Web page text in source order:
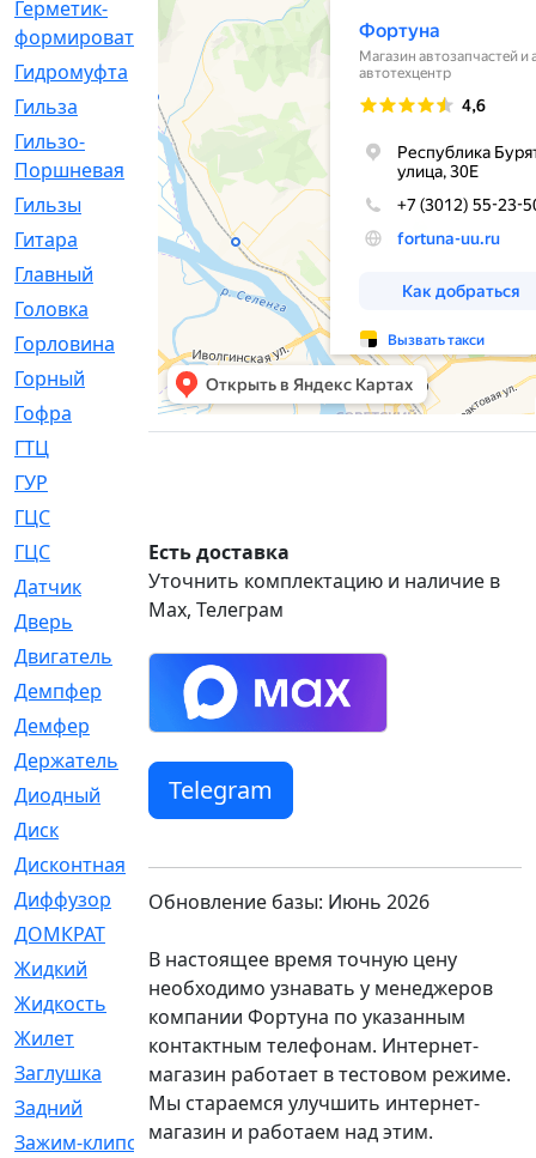
Герметик-
формирователь
Гидромуфта
[47]
Гильза
Гильзо-
Поршневая
[13]
Гильзы
[259]
Гитара
[7]
Главный
[29]
Головка
[28]
Горловина
Горный
[1]
Гофра
[86]
ГТЦ
ГУР
ГЦC
ГЦС
[74]
Датчик
[969]
Дверь
[249]
Двигатель
[64]
Демпфер
[2]
Демфер
[1]
Держатель
[5]
Диодный
[3]
Диск
Дисконтная
[1]
Диффузор
[1]
ДОМКРАТ
Жидкий
[5]
Жидкость
[80]
Жилет
[1]
Заглушка
[21]
Задний
[528]
Зажим-клипса
[1]
Есть доставка
Уточнить комплектацию и наличие в
Max, Телеграм
Telegram
Обновление базы: Июнь 2026
В настоящее время точную цену
необходимо узнавать у менеджеров
компании Фортуна по указанным
контактным телефонам. Интернет-
магазин работает в тестовом режиме.
Мы стараемся улучшить интернет-
магазин и работаем над этим.